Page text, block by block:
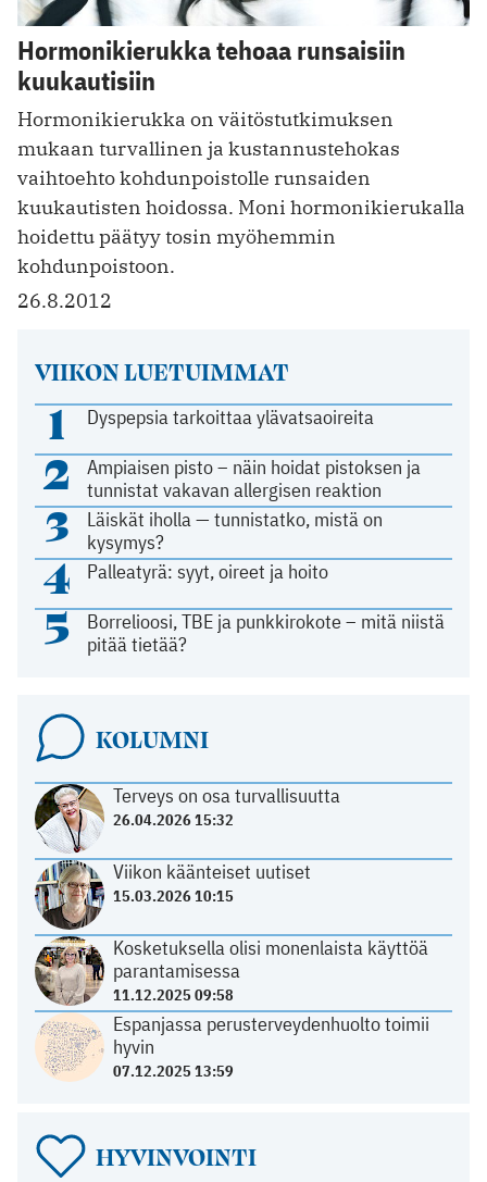
Hormonikierukka tehoaa runsaisiin
kuukautisiin
Hormonikierukka on väitöstutkimuksen
mukaan turvallinen ja kustannustehokas
vaihtoehto kohdunpoistolle runsaiden
kuukautisten hoidossa. Moni hormonikierukalla
hoidettu päätyy tosin myöhemmin
kohdunpoistoon.
26.8.2012
VIIKON LUETUIMMAT
1 Dyspepsia tarkoittaa ylävatsaoireita
2
Ampiaisen pisto – näin hoidat pistoksen ja
tunnistat vakavan allergisen reaktion
3
Läiskät iholla — tunnistatko, mistä on
kysymys?
4 Palleatyrä: syyt, oireet ja hoito
5
Borrelioosi, TBE ja punkkirokote – mitä niistä
pitää tietää?
KOLUMNI
Terveys on osa turvallisuutta
26.04.2026 15:32
Viikon käänteiset uutiset
15.03.2026 10:15
Kosketuksella olisi monenlaista käyttöä
parantamisessa
11.12.2025 09:58
Espanjassa perusterveydenhuolto toimii
hyvin
07.12.2025 13:59
HYVINVOINTI